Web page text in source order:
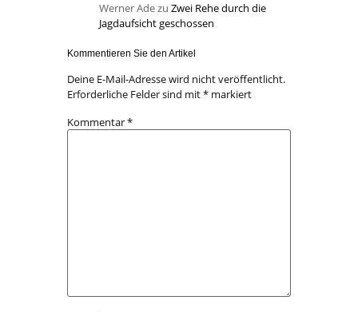
Werner Adezu Zwei Rehe durch die
Jagdaufsicht geschossen
Kommentieren Sie den Artikel
Deine E-Mail-Adresse wird nicht veröffentlicht.
Erforderliche Felder sind mit* markiert
Kommentar*